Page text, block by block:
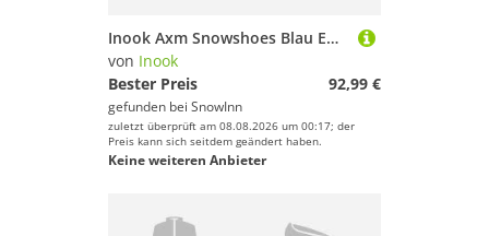
Inook Axm Snowshoes Blau EU 34-47 / 45-120 Kg
von Inook
Bester Preis
92,99 €
gefunden bei SnowInn
zuletzt überprüft am 08.08.2026 um 00:17; der
Preis kann sich seitdem geändert haben.
Keine weiteren Anbieter